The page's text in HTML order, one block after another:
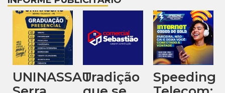
Tradição
Speeding
Espaço